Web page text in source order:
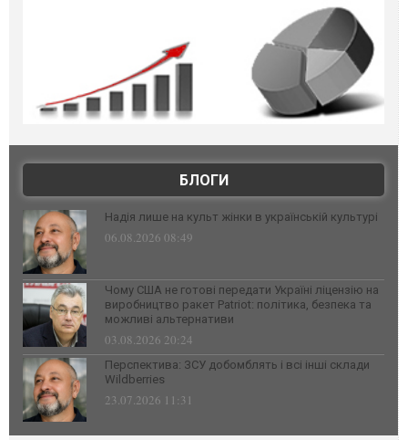
БЛОГИ
Надія лише на культ жінки в українській культурі
06.08.2026 08:49
Чому США не готові передати Україні ліцензію на
виробництво ракет Patriot: політика, безпека та
можливі альтернативи
03.08.2026 20:24
Перспектива: ЗСУ добомблять і всі інші склади
Wildberries
23.07.2026 11:31